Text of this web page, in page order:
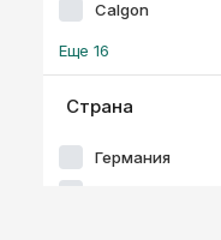
Calgon
Еще 16
Страна
Германия